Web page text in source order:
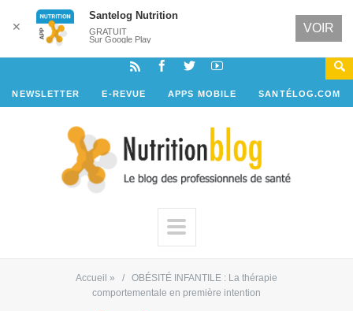
NEWSLETTER E-REVUE APPS MOBILE SANTÉLOG.COM
Accueil »
OBÉSITÉ INFANTILE : La thérapie
comportementale en première intention
✕
Santelog Nutrition
GRATUIT
Sur Google Play
VOIR